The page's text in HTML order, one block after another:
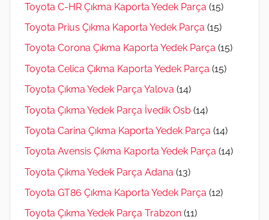
Toyota C-HR Çıkma Kaporta Yedek Parça (15)
Toyota Prius Çıkma Kaporta Yedek Parça (15)
Toyota Corona Çıkma Kaporta Yedek Parça (15)
Toyota Celica Çıkma Kaporta Yedek Parça (15)
Toyota Çıkma Yedek Parça Yalova (14)
Toyota Çıkma Yedek Parça İvedik Osb (14)
Toyota Carina Çıkma Kaporta Yedek Parça (14)
Toyota Avensis Çıkma Kaporta Yedek Parça (14)
Toyota Çıkma Yedek Parça Adana (13)
Toyota GT86 Çıkma Kaporta Yedek Parça (12)
Toyota Çıkma Yedek Parça Trabzon (11)